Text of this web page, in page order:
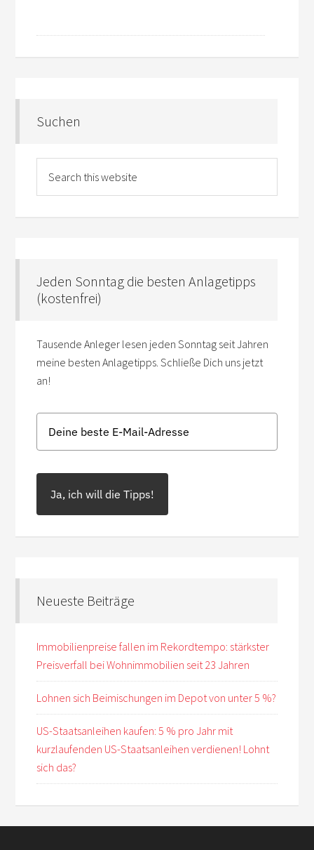
Suchen
Jeden Sonntag die besten Anlagetipps
(kostenfrei)
Tausende Anleger lesen jeden Sonntag seit Jahren
meine besten Anlagetipps. Schließe Dich uns jetzt
an!
Ja, ich will die Tipps!
Neueste Beiträge
Immobilienpreise fallen im Rekordtempo: stärkster
Preisverfall bei Wohnimmobilien seit 23 Jahren
Lohnen sich Beimischungen im Depot von unter 5 %?
US-Staatsanleihen kaufen: 5 % pro Jahr mit
kurzlaufenden US-Staatsanleihen verdienen! Lohnt
sich das?